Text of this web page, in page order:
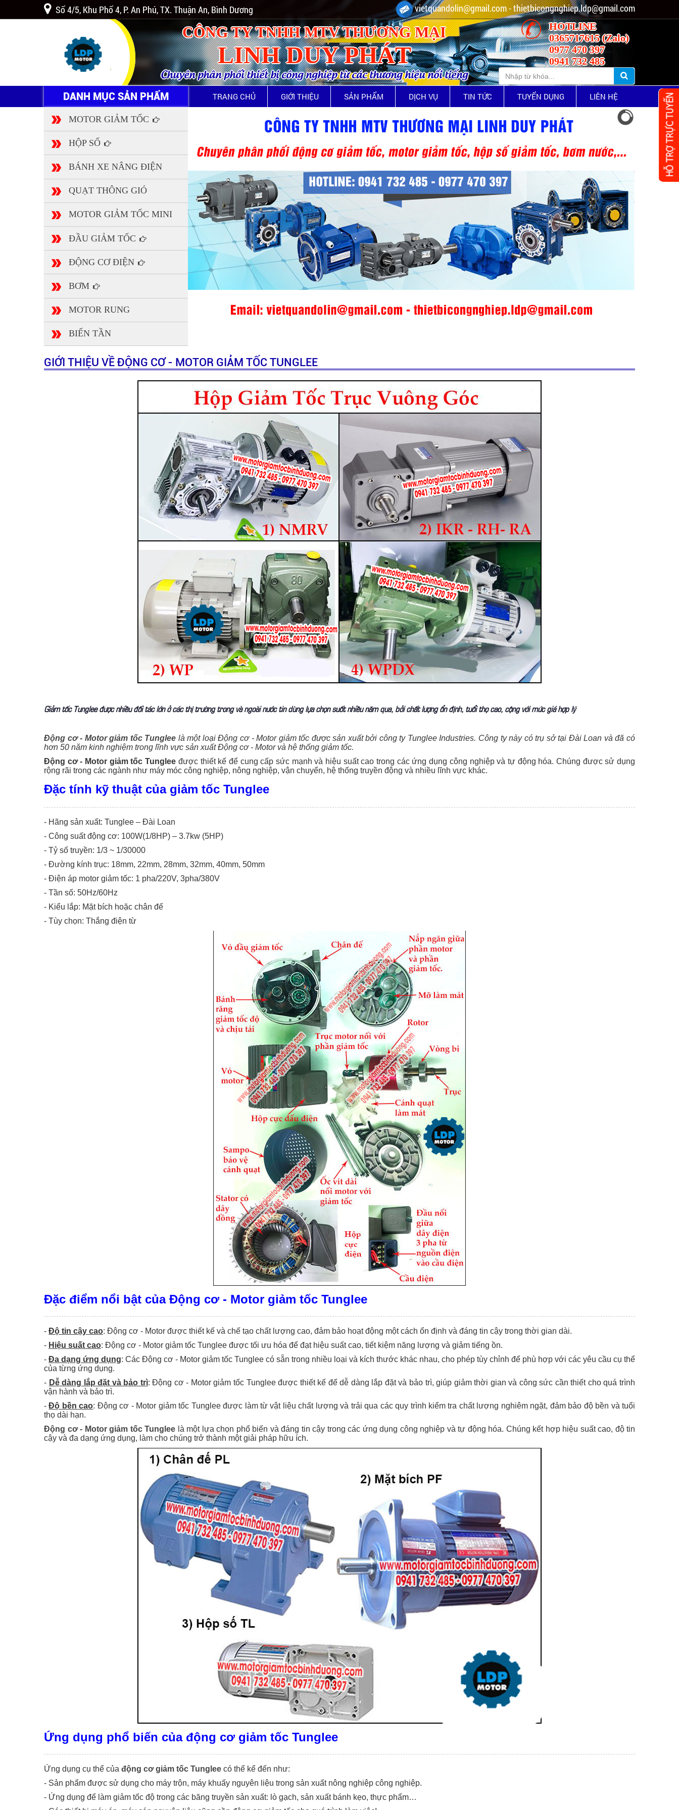
Số 4/5, Khu Phố 4, P. An Phú, TX. Thuận An, Bình Dương vietquandolin@gmail.com - thietbicongnghiep.ldp@gmail.com
CÔNG TY TNHH MTV THƯƠNG MẠI
LINH DUY PHÁT
Chuyên phân phối thiết bị công nghiệp từ các thương hiệu nổi tiếng
HOTLINE
0365717615 (Zalo)
0977 470 397
0941 732 485
DANH MỤC SẢN PHẨM TRANG CHỦ GIỚI THIỆU SẢN PHẨM DỊCH VỤ TIN TỨC TUYỂN DỤNG LIÊN HỆ
MOTOR GIẢM TỐC
HỘP SỐ
BÁNH XE NÂNG ĐIỆN
QUẠT THÔNG GIÓ
MOTOR GIẢM TỐC MINI
ĐẦU GIẢM TỐC
ĐỘNG CƠ ĐIỆN
BƠM
MOTOR RUNG
BIẾN TẦN
GIỚI THIỆU VỀ ĐỘNG CƠ - MOTOR GIẢM TỐC TUNGLEE
Giảm tốc Tunglee được nhiều đối tác lớn ở các thị trường trong và ngoài nước tin dùng lựa chọn suốt nhiều năm qua, bởi chất lượng ổn định, tuổi thọ cao, cộng với mức giá hợp lý
Động cơ - Motor giảm tốc Tunglee là một loại Động cơ - Motor giảm tốc được sản xuất bởi công ty Tunglee Industries. Công ty này có trụ sở tại Đài Loan và đã có
hơn 50 năm kinh nghiệm trong lĩnh vực sản xuất Động cơ - Motor và hệ thống giảm tốc.
Động cơ - Motor giảm tốc Tunglee được thiết kế để cung cấp sức mạnh và hiệu suất cao trong các ứng dụng công nghiệp và tự động hóa. Chúng được sử dụng
rộng rãi trong các ngành như máy móc công nghiệp, nông nghiệp, vận chuyển, hệ thống truyền động và nhiều lĩnh vực khác.
Đặc tính kỹ thuật của giảm tốc Tunglee
- Hãng sản xuất: Tunglee – Đài Loan
- Công suất động cơ: 100W(1/8HP) – 3.7kw (5HP)
- Tỷ số truyền: 1/3 ~ 1/30000
- Đường kính trục: 18mm, 22mm, 28mm, 32mm, 40mm, 50mm
- Điện áp motor giảm tốc: 1 pha/220V, 3pha/380V
- Tần số: 50Hz/60Hz
- Kiểu lắp: Mặt bích hoặc chân đế
- Tùy chọn: Thắng điện từ
Đặc điểm nổi bật của Động cơ - Motor giảm tốc Tunglee
- Độ tin cậy cao: Động cơ - Motor được thiết kế và chế tạo chất lượng cao, đảm bảo hoạt động một cách ổn định và đáng tin cậy trong thời gian dài.
- Hiệu suất cao: Động cơ - Motor giảm tốc Tunglee được tối ưu hóa để đạt hiệu suất cao, tiết kiệm năng lượng và giảm tiếng ồn.
- Đa dạng ứng dụng: Các Động cơ - Motor giảm tốc Tunglee có sẵn trong nhiều loại và kích thước khác nhau, cho phép tùy chỉnh để phù hợp với các yêu cầu cụ thể
của từng ứng dụng.
- Dễ dàng lắp đặt và bảo trì: Động cơ - Motor giảm tốc Tunglee được thiết kế để dễ dàng lắp đặt và bảo trì, giúp giảm thời gian và công sức cần thiết cho quá trình
vận hành và bảo trì.
-Độ bền cao: Động cơ - Motor giảm tốc Tunglee được làm từ vật liệu chất lượng và trải qua các quy trình kiểm tra chất lượng nghiêm ngặt, đảm bảo độ bền và tuổi
thọ dài hạn.
Động cơ - Motor giảm tốc Tunglee là một lựa chọn phổ biến và đáng tin cậy trong các ứng dụng công nghiệp và tự động hóa. Chúng kết hợp hiệu suất cao, độ tin
cậy và đa dạng ứng dụng, làm cho chúng trở thành một giải pháp hữu ích.
Ứng dụng phổ biến của động cơ giảm tốc Tunglee
Ứng dụng cụ thể của động cơ giảm tốc Tunglee có thể kể đến như:
- Sản phẩm được sử dụng cho máy trộn, máy khuấy nguyên liệu trong sản xuất nông nghiệp công nghiệp.
- Ứng dụng để làm giảm tốc độ trong các băng truyền sản xuất: lò gạch, sản xuất bánh kẹo, thực phẩm…